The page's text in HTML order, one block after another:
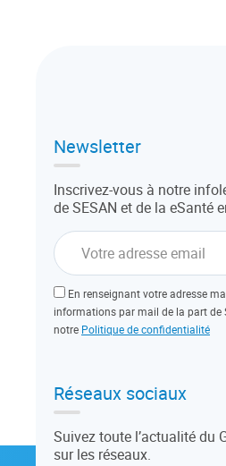
Newsletter
Inscrivez-vous à notre
de SESAN et de la eSanté
En renseignant votre adresse
informations par mail de la part de
notre Politique de confidentialité
Réseaux sociaux
Suivez toute l’actualité du
sur les réseaux.